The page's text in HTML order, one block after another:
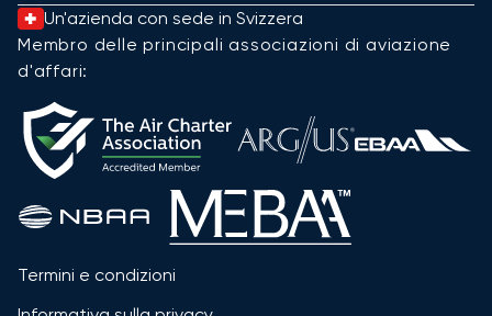
Un'azienda con sede in Svizzera
Membro delle principali associazioni di aviazione
d'affari:
Termini e condizioni